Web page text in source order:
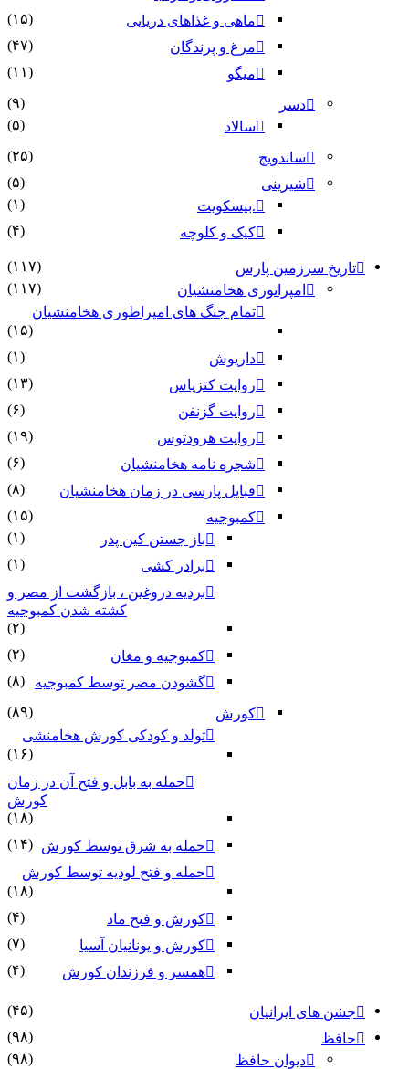
ماهی و غذاهای دریایی
(۱۵)
مرغ و پرندگان
(۴۷)
میگو
(۱۱)
دسر
(۹)
سالاد
(۵)
ساندویچ
(۲۵)
شیرینی
(۵)
.بیسکویت
(۱)
کیک و کلوچه
(۴)
تاریخ سرزمین پارس
(۱۱۷)
امپراتوری هخامنشیان
(۱۱۷)
تمام جنگ های امپراطوری هخامنشیان
(۱۵)
داریوش
(۱)
روایت کتزیاس
(۱۳)
روایت گزنفن
(۶)
روایت هرودتوس
(۱۹)
شجره نامه هخامنشیان
(۶)
قبایل پارسی در زمان هخامنشیان
(۸)
کمبوجیه
(۱۵)
باز جستن کین پدر
(۱)
برادر کشی
(۱)
بردیه دروغین ، بازگشت از مصر و
کشته شدن کمبوجیه
(۲)
کمبوجیه و مغان
(۲)
گشودن مصر توسط کمبوجیه
(۸)
کورش
(۸۹)
تولد و کودکی کورش هخامنشی
(۱۶)
حمله به بابل و فتح آن در زمان
کورش
(۱۸)
حمله به شرق توسط کورش (۱۴)
حمله و فتح لودیه توسط کورش
(۱۸)
کورش و فتح ماد
(۴)
کورش و یونانیان آسیا
(۷)
همسر و فرزندان کورش
(۴)
جشن های ایرانیان
(۴۵)
حافظ
(۹۸)
دیوان حافظ
(۹۸)